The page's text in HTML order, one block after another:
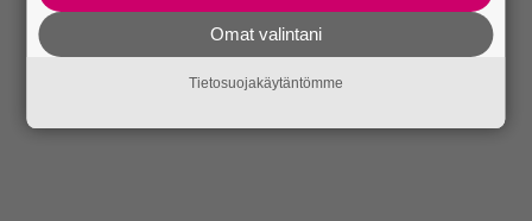
Omat valintani
Tietosuojakäytäntömme